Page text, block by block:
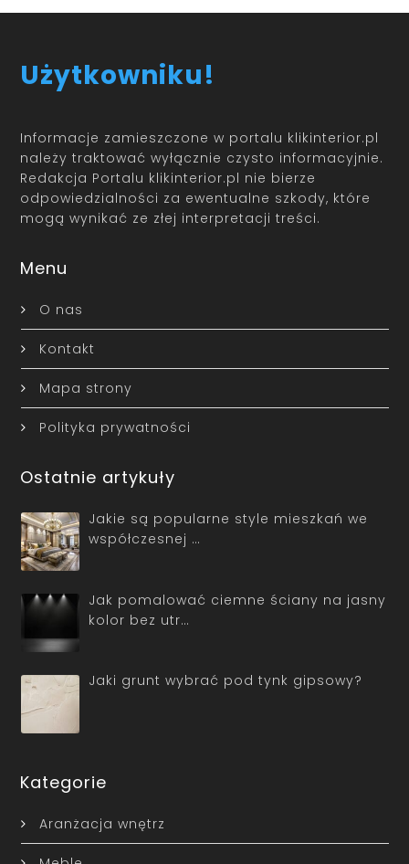
Użytkowniku!
Informacje zamieszczone w portalu klikinterior.pl
należy traktować wyłącznie czysto informacyjnie.
Redakcja Portalu klikinterior.pl nie bierze
odpowiedzialności za ewentualne szkody, które
mogą wynikać ze złej interpretacji treści.
Menu
O nas
Kontakt
Mapa strony
Polityka prywatności
Ostatnie artykuły
Jakie są popularne style mieszkań we
współczesnej …
Jak pomalować ciemne ściany na jasny
kolor bez utr…
Jaki grunt wybrać pod tynk gipsowy?
Kategorie
Aranżacja wnętrz